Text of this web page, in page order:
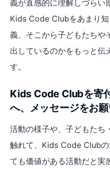
義が直感的に理解しづらい
Kids Code Clubをあまり
義、そこから子どもたちや
出しているのかをもっと伝
す。
Kids Code Clubを寄
へ、メッセージをお願
活動の様子や、子どもたち
触れて、Kids Code Club
ても価値がある活動だと実